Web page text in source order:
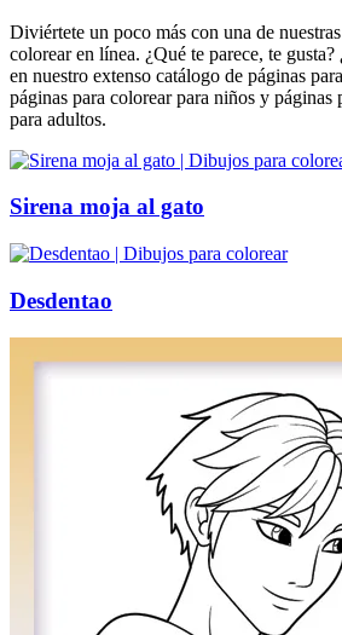
Diviértete un poco más con una de
colorear en línea. ¿Qué te parece, te
en nuestro extenso catálogo de páginas
páginas para colorear para niños y páginas
para adultos.
Sirena moja al gato
Desdentao